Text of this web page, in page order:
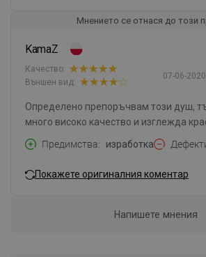
Мнението се отнася до този
KamaZ
07-06-2020
Качество:
Външен вид:
Определено препоръчвам този душ,
много високо качество и изглежда
Предимства
изработка
Покажете оригиналния коментар
Напишете мнения